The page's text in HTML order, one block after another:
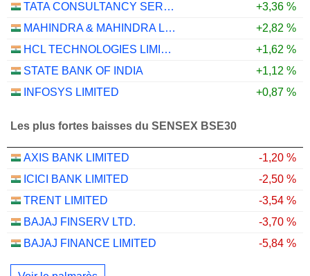
TATA CONSULTANCY SERVICES LTD.
+3,36 %
MAHINDRA & MAHINDRA LIMITED
+2,82 %
HCL TECHNOLOGIES LIMITED
+1,62 %
STATE BANK OF INDIA
+1,12 %
INFOSYS LIMITED
+0,87 %
Les plus fortes baisses du SENSEX BSE30
AXIS BANK LIMITED
-1,20 %
ICICI BANK LIMITED
-2,50 %
TRENT LIMITED
-3,54 %
BAJAJ FINSERV LTD.
-3,70 %
BAJAJ FINANCE LIMITED
-5,84 %